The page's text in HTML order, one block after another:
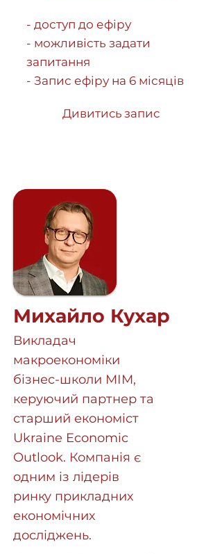
- доступ до ефіру
- можливість задати
запитання
- Запис ефіру на 6 місяців
Дивитись запис
Михайло Кухар
Викладач
макроекономіки
бізнес-школи МІМ,
керуючий партнер та
старший економіст
Ukraine Economic
Outlook. Компанія є
одним із лідерів
ринку прикладних
економічних
досліджень.